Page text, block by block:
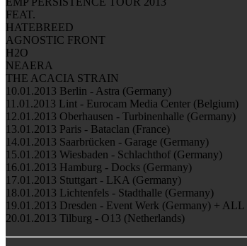
FEAT.
HATEBREED
AGNOSTIC FRONT
H2O
NEAERA
THE ACACIA STRAIN
10.01.2013 Berlin - Astra (Germany)
11.01.2013 Lint - Eurocam Media Center (Belgium)
12.01.2013 Oberhausen - Turbinenhalle (Germany)
13.01.2013 Paris - Bataclan (France)
14.01.2013 Saarbrücken - Garage (Germany)
15.01.2013 Wiesbaden - Schlachthof (Germany)
16.01.2013 Hamburg - Docks (Germany)
17.01.2013 Stuttgart - LKA (Germany)
18.01.2013 Lichtenfels - Stadthalle (Germany)
19.01.2013 Dresden - Event Werk (Germany) +
20.01.2013 Tilburg - O13 (Netherlands)